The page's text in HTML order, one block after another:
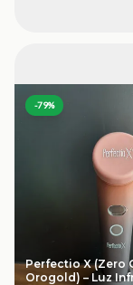
-79%
Perfectio X (Zero
Orogold) – Luz